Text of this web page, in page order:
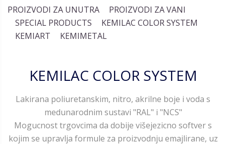
PROIZVODI ZA UNUTRA
PROIZVODI ZA VANI
SPECIAL PRODUCTS
KEMILAC COLOR SYSTEM
KEMIART
KEMIMETAL
KEMILAC COLOR SYSTEM
Lakirana poliuretanskim, nitro, akrilne boje i voda s
medunarodnim sustavi "RAL" i "NCS"
Mogucnost trgovcima da dobije višejezicno softver s
kojim se upravlja formule za proizvodnju emajlirane, uz